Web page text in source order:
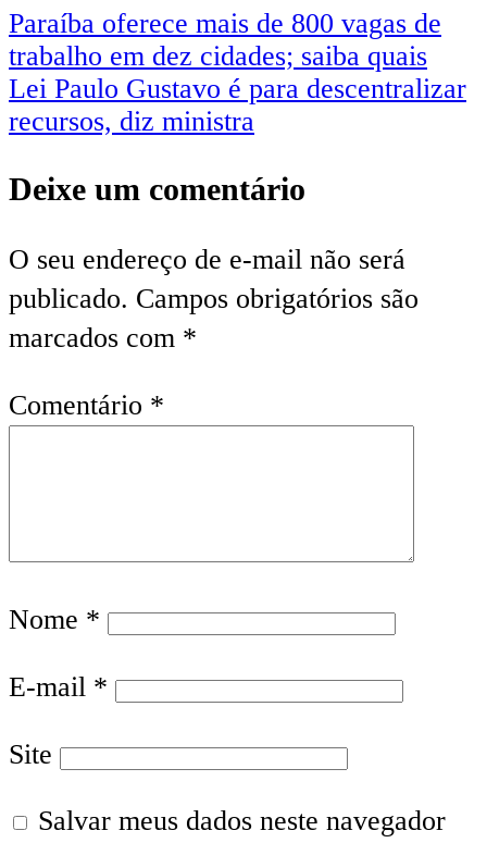
Paraíba oferece mais de 800 vagas de
trabalho em dez cidades; saiba quais
Lei Paulo Gustavo é para descentralizar
recursos, diz ministra
Deixe um comentário
O seu endereço de e-mail não será
publicado. Campos obrigatórios são
marcados com *
Comentário *
Nome *
E-mail *
Site
Salvar meus dados neste navegador